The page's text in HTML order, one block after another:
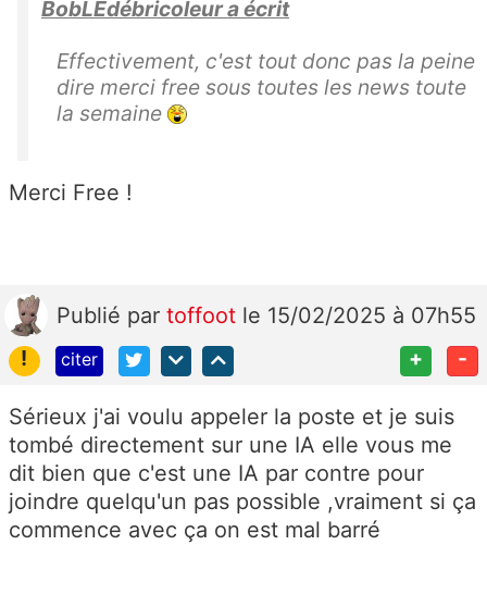
BobLEdébricoleur a écrit
Effectivement, c'est tout donc pas la peine
dire merci free sous toutes les news toute
la semaine
Merci Free !
Publié par toffoot le 15/02/2025 à 07h55
!
citer + -
Sérieux j'ai voulu appeler la poste et je suis
tombé directement sur une IA elle vous me
dit bien que c'est une IA par contre pour
joindre quelqu'un pas possible ,vraiment si ça
commence avec ça on est mal barré